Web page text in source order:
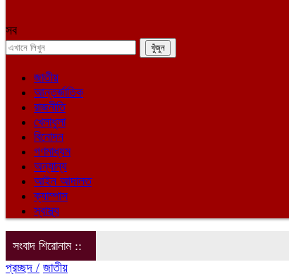
সব
জাতীয়
আন্তর্জাতিক
রাজনীতি
খেলাধুলা
বিনোদন
গণমাধ্যম
অন্যান্য
আইন আদালত
ক্যাম্পাস
স্বাস্থ্য
সংবাদ শিরোনাম ::
প্রচ্ছদ / জাতীয়